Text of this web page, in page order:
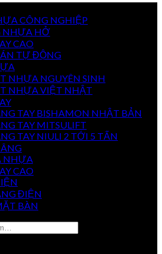
CÔNG NGHIỆP
NHỰA HỞ
CAO
TỰ ĐỘNG
NHỰA NGUYÊN SINH
NHỰA VIỆT NHẬT
TAY BISHAMON NHẬT BẢN
TAY MITSULIFT
TAY NIULI 2 TỚI 5 TẤN
NHỰA
CAO
ĐIỆN
BÀN